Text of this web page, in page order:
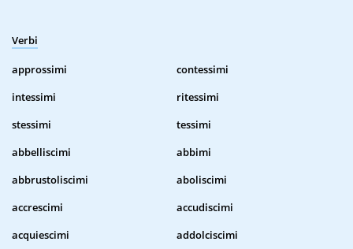
Verbi
approssimi
contessimi
intessimi
ritessimi
stessimi
tessimi
abbelliscimi
abbimi
abbrustoliscimi
aboliscimi
accrescimi
accudiscimi
acquiescimi
addolciscimi